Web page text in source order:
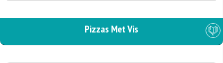
Pizzas Met Vis